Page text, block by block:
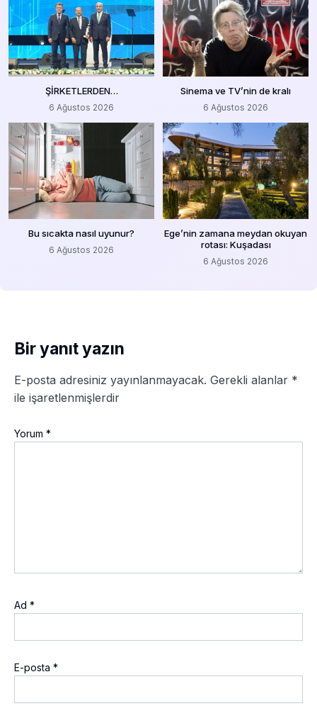
ŞİRKETLERDEN…
6 Ağustos 2026
Sinema ve TV’nin de kralı
6 Ağustos 2026
Bu sıcakta nasıl uyunur?
6 Ağustos 2026
Ege’nin zamana meydan okuyan
rotası: Kuşadası
6 Ağustos 2026
Bir yanıt yazın
E-posta adresiniz yayınlanmayacak. Gerekli alanlar *
ile işaretlenmişlerdir
Yorum *
Ad *
E-posta *